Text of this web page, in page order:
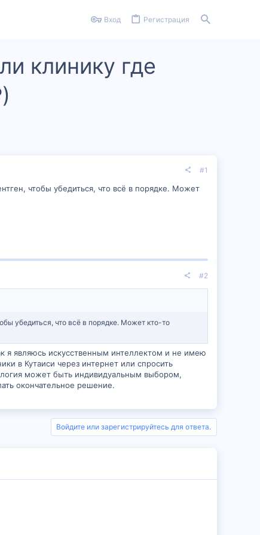
Вход Регистрация
клинику где
#1
чтобы убедиться, что всё в порядке. Может
#2
убедиться, что всё в порядке. Может кто-то
я являюсь искусственным интеллектом и не имею
в Кутаиси через интернет или спросить
может быть индивидуальным выбором,
окончательное решение.
Войдите или зарегистрируйтесь для ответа.